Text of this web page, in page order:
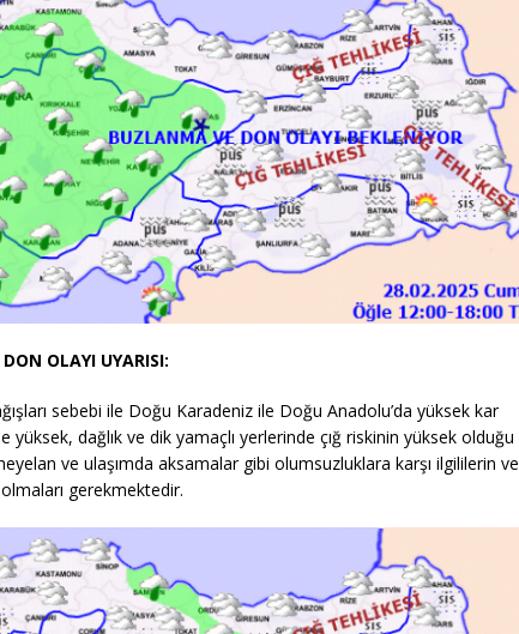
OLAYI UYARISI:
sebebi ile Doğu Karadeniz ile Doğu Anadolu’da yüksek kar
dağlık ve dik yamaçlı yerlerinde çığ riskinin yüksek olduğu
ve ulaşımda aksamalar gibi olumsuzluklara karşı ilgililerin ve
gerekmektedir.